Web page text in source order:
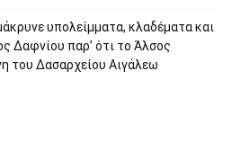
υπολείμματα, κλαδέματα και
Δαφνίου παρ’ ότι το Άλσος
του Δασαρχείου Αιγάλεω